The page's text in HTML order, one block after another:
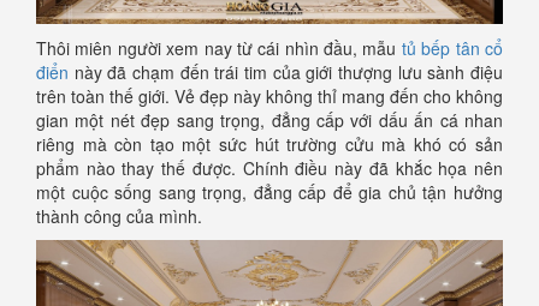
Thôi miên người xem nay từ cái nhìn đầu, mẫu tủ bếp tân cổ
điển này đã chạm đến trái tim của giới thượng lưu sành điệu
trên toàn thế giới. Vẻ đẹp này không thỉ mang đến cho không
gian một nét đẹp sang trọng, đẳng cấp với dấu ấn cá nhan
riêng mà còn tạo một sức hút trường cửu mà khó có sản
phẩm nào thay thế được. Chính điều này đã khắc họa nên
một cuộc sống sang trọng, đẳng cấp để gia chủ tận hưởng
thành công của mình.